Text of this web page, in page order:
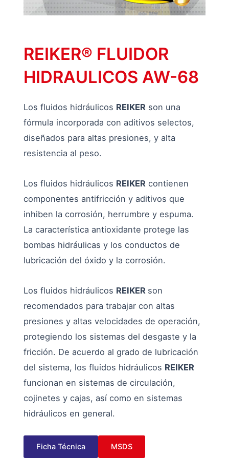
REIKER® FLUIDOR
HIDRAULICOS AW-68
Los fluidos hidráulicos REIKER son una
fórmula incorporada con aditivos selectos,
diseñados para altas presiones, y alta
resistencia al peso.
Los fluidos hidráulicos REIKER contienen
componentes antifricción y aditivos que
inhiben la corrosión, herrumbre y espuma.
La característica antioxidante protege las
bombas hidráulicas y los conductos de
lubricación del óxido y la corrosión.
Los fluidos hidráulicos REIKER son
recomendados para trabajar con altas
presiones y altas velocidades de operación,
protegiendo los sistemas del desgaste y la
fricción. De acuerdo al grado de lubricación
del sistema, los fluidos hidráulicos REIKER
funcionan en sistemas de circulación,
cojinetes y cajas, así como en sistemas
hidráulicos en general.
Ficha Técnica MSDS